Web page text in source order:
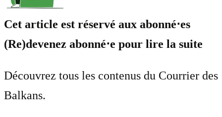
Cet article est réservé aux abonné⋅es
(Re)devenez abonné⋅e pour lire la suite
Découvrez tous les contenus du Courrier des
Balkans.